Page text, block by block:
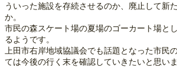
ういった施設を存続させるのか、廃止して新
か。
市民の森スケート場の夏場のゴーカート場と
るようです。
上田市右岸地域協議会でも話題となった市民
ては今後の行く末を確認していきたいと思いま